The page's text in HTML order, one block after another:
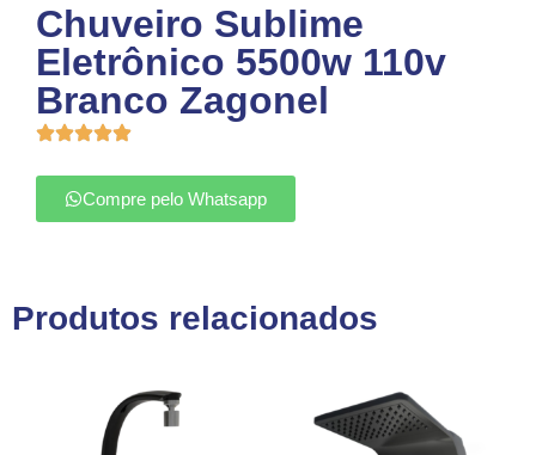
Chuveiro Sublime
Eletrônico 5500w 110v
Branco Zagonel
Compre pelo Whatsapp
Produtos relacionados